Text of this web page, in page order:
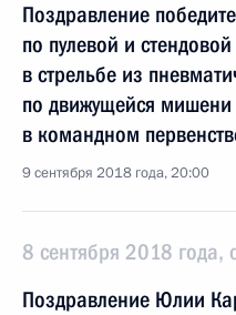
Поздравление
по пулевой и
в стрельбе из
по движущейся
в командном
9 сентября 2018 года, 20:00
8 сентября 2018 года,
Поздравление Юлии